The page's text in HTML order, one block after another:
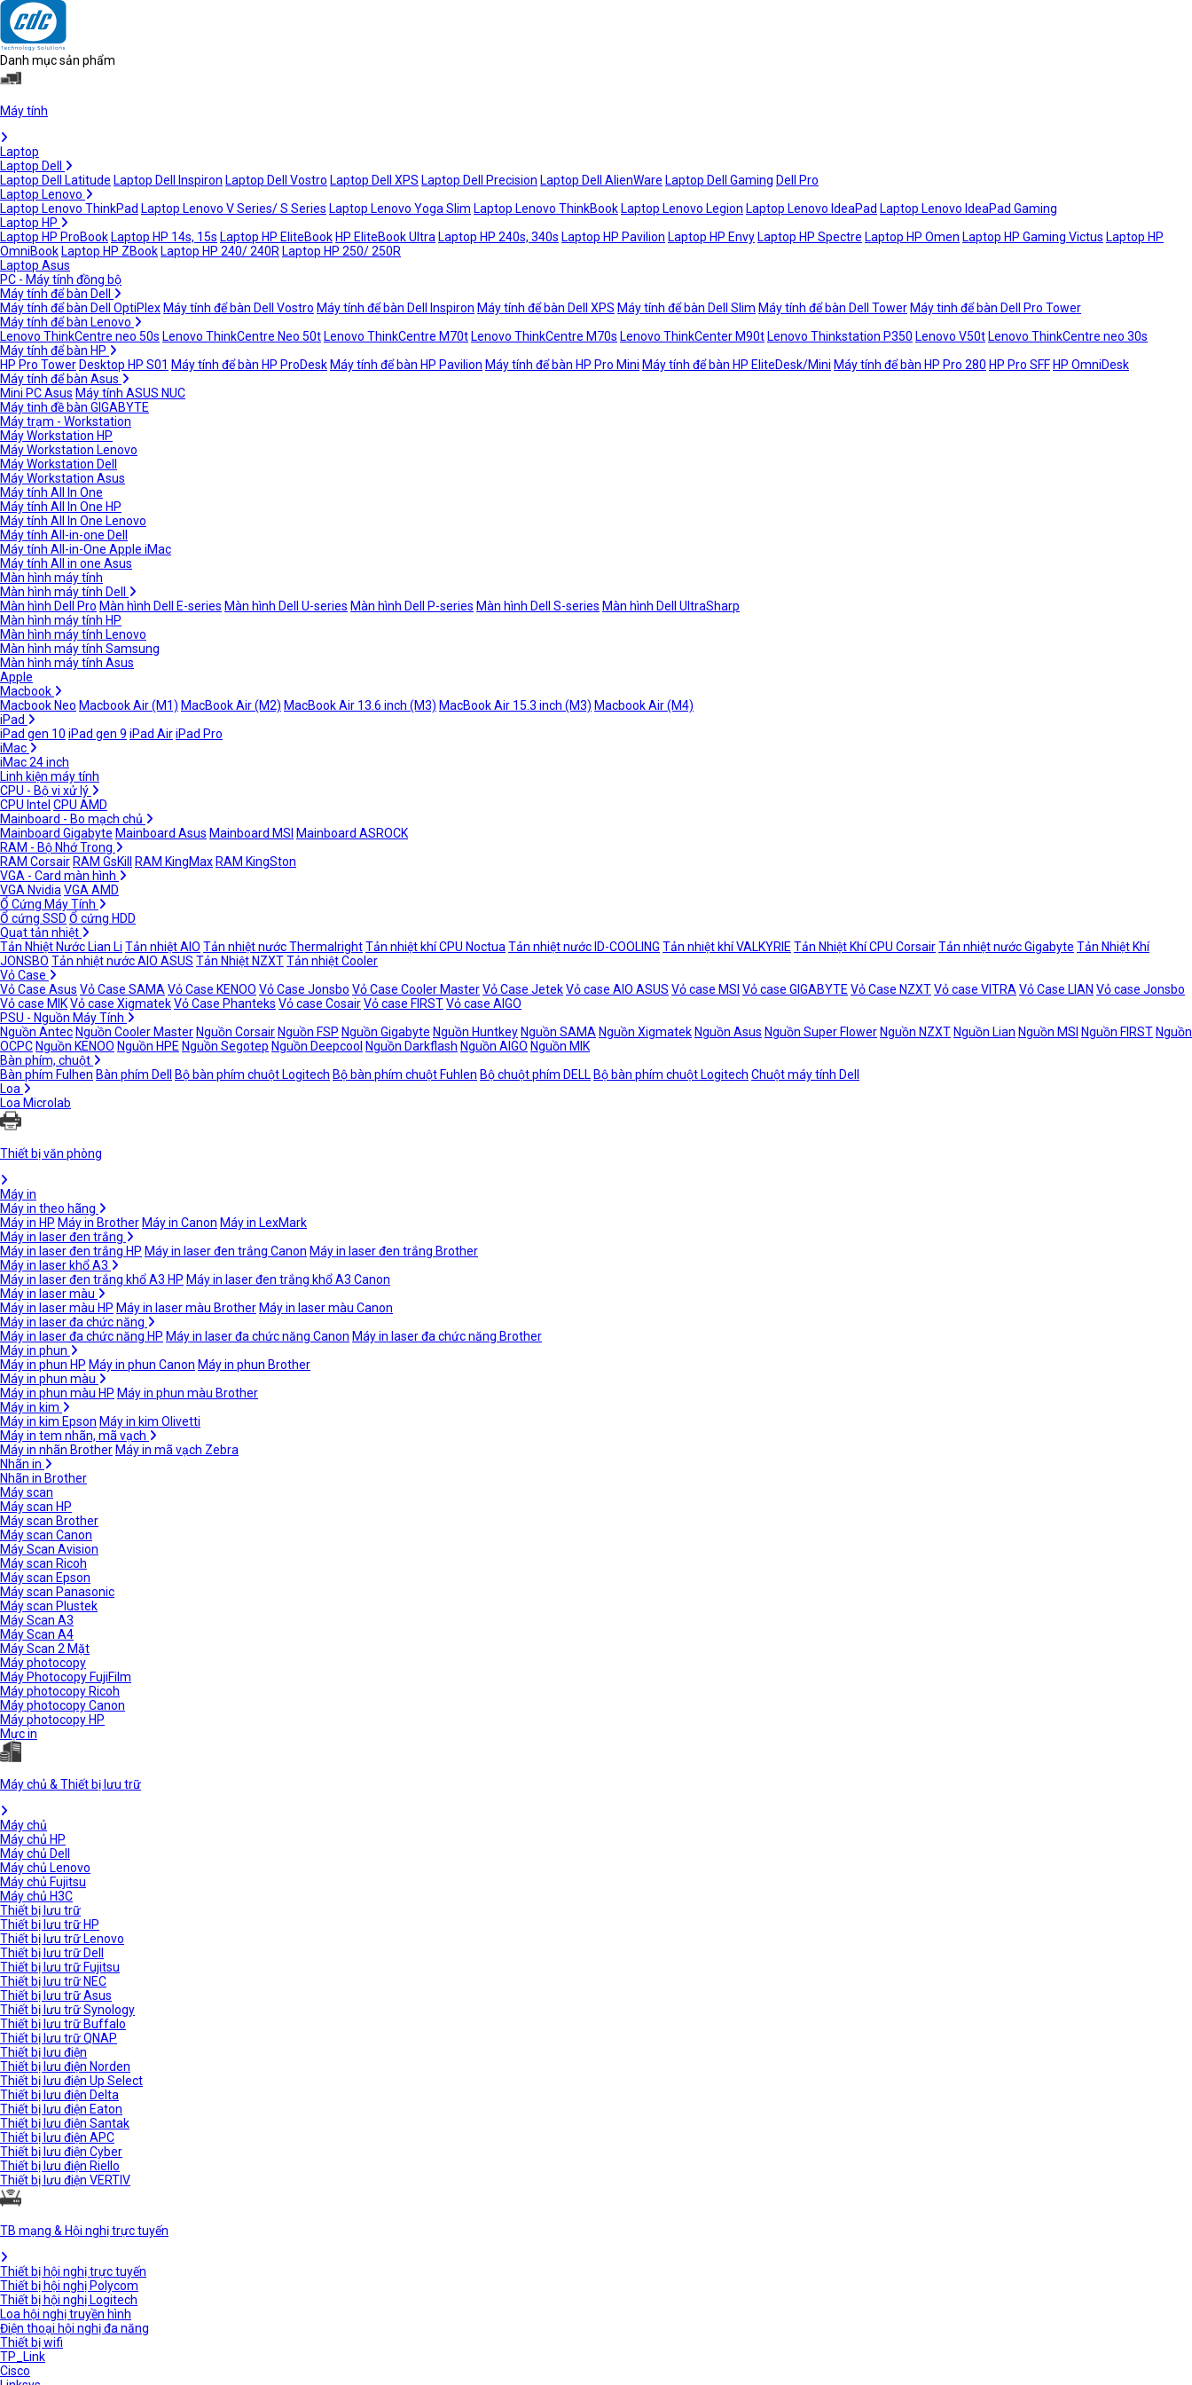
Danh mục sản phẩm
Máy tính
Laptop
Laptop Dell
Laptop Dell Latitude Laptop Dell Inspiron Laptop Dell Vostro Laptop Dell XPS Laptop Dell Precision Laptop Dell AlienWare Laptop Dell Gaming Dell Pro
Laptop Lenovo
Laptop Lenovo ThinkPad Laptop Lenovo V Series/ S Series Laptop Lenovo Yoga Slim Laptop Lenovo ThinkBook Laptop Lenovo Legion Laptop Lenovo IdeaPad Laptop Lenovo IdeaPad Gaming
Laptop HP
Laptop HP ProBook Laptop HP 14s, 15s Laptop HP EliteBook HP EliteBook Ultra Laptop HP 240s, 340s Laptop HP Pavilion Laptop HP Envy Laptop HP Spectre Laptop HP Omen Laptop HP Gaming Victus Laptop HP
OmniBook Laptop HP ZBook Laptop HP 240/ 240R Laptop HP 250/ 250R
Laptop Asus
PC - Máy tính đồng bộ
Máy tính để bàn Dell
Máy tính để bàn Dell OptiPlex Máy tính để bàn Dell Vostro Máy tính để bàn Dell Inspiron Máy tính để bàn Dell XPS Máy tính để bàn Dell Slim Máy tính để bàn Dell Tower Máy tinh để bàn Dell Pro Tower
Máy tính để bàn Lenovo
Lenovo ThinkCentre neo 50s Lenovo ThinkCentre Neo 50t Lenovo ThinkCentre M70t Lenovo ThinkCentre M70s Lenovo ThinkCenter M90t Lenovo Thinkstation P350 Lenovo V50t Lenovo ThinkCentre neo 30s
Máy tính để bàn HP
HP Pro Tower Desktop HP S01 Máy tính để bàn HP ProDesk Máy tính để bàn HP Pavilion Máy tính để bàn HP Pro Mini Máy tính để bàn HP EliteDesk/Mini Máy tính để bàn HP Pro 280 HP Pro SFF HP OmniDesk
Máy tính để bàn Asus
Mini PC Asus Máy tính ASUS NUC
Máy tinh đề bàn GIGABYTE
Máy trạm - Workstation
Máy Workstation HP
Máy Workstation Lenovo
Máy Workstation Dell
Máy Workstation Asus
Máy tính All In One
Máy tính All In One HP
Máy tính All In One Lenovo
Máy tính All-in-one Dell
Máy tính All-in-One Apple iMac
Máy tính All in one Asus
Màn hình máy tính
Màn hình máy tính Dell
Màn hình Dell Pro Màn hình Dell E-series Màn hình Dell U-series Màn hình Dell P-series Màn hình Dell S-series Màn hình Dell UltraSharp
Màn hình máy tính HP
Màn hình máy tính Lenovo
Màn hình máy tính Samsung
Màn hình máy tính Asus
Apple
Macbook
Macbook Neo Macbook Air (M1) MacBook Air (M2) MacBook Air 13.6 inch (M3) MacBook Air 15.3 inch (M3) Macbook Air (M4)
iPad
iPad gen 10 iPad gen 9 iPad AiriPad Pro
iMac
iMac 24 inch
Linh kiện máy tính
CPU - Bộ vi xử lý
CPU Intel CPU AMD
Mainboard - Bo mạch chủ
Mainboard Gigabyte Mainboard Asus Mainboard MSI Mainboard ASROCK
RAM - Bộ Nhớ Trong
RAM Corsair RAM GsKill RAM KingMax RAM KingSton
VGA - Card màn hình
VGA Nvidia VGA AMD
Ổ Cứng Máy Tính
Ổ cứng SSD Ổ cứng HDD
Quạt tản nhiệt
Tản Nhiệt Nước Lian Li Tản nhiệt AIO Tản nhiệt nước ThermalrightTản nhiệt khí CPU Noctua Tản nhiệt nước ID-COOLING Tản nhiệt khí VALKYRIE Tản Nhiệt Khí CPU CorsairTản nhiệt nước Gigabyte Tản Nhiệt Khí
JONSBO Tản nhiệt nước AIO ASUS Tản Nhiệt NZXTTản nhiệt Cooler
Vỏ Case
Vỏ Case Asus Vỏ Case SAMA Vỏ Case KENOO Vỏ Case Jonsbo Vỏ Case Cooler MasterVỏ Case JetekVỏ case AIO ASUS Vỏ case MSI Vỏ case GIGABYTE Vỏ Case NZXTVỏ case VITRA Vỏ Case LIAN Vỏ case Jonsbo
Vỏ case MIKVỏ case XigmatekVỏ Case Phanteks Vỏ case CosairVỏ case FIRSTVỏ case AIGO
PSU - Nguồn Máy Tính
Nguồn Antec Nguồn Cooler Master Nguồn Corsair Nguồn FSP Nguồn Gigabyte Nguồn Huntkey Nguồn SAMA Nguồn Xigmatek Nguồn Asus Nguồn Super Flower Nguồn NZXT Nguồn Lian Nguồn MSI Nguồn FIRST Nguồn
OCPC Nguồn KENOO Nguồn HPE Nguồn Segotep Nguồn Deepcool Nguồn Darkflash Nguồn AIGO Nguồn MIK
Bàn phím, chuột
Bàn phím Fulhen Bàn phím Dell Bộ bàn phím chuột Logitech Bộ bàn phím chuột Fuhlen Bộ chuột phím DELL Bộ bàn phím chuột Logitech Chuột máy tính Dell
Loa
Loa Microlab
Thiết bị văn phòng
Máy in
Máy in theo hãng
Máy in HP Máy in Brother Máy in Canon Máy in LexMark
Máy in laser đen trắng
Máy in laser đen trắng HP Máy in laser đen trắng Canon Máy in laser đen trắng Brother
Máy in laser khổ A3
Máy in laser đen trắng khổ A3 HP Máy in laser đen trắng khổ A3 Canon
Máy in laser màu
Máy in laser màu HP Máy in laser màu Brother Máy in laser màu Canon
Máy in laser đa chức năng
Máy in laser đa chức năng HP Máy in laser đa chức năng Canon Máy in laser đa chức năng Brother
Máy in phun
Máy in phun HP Máy in phun Canon Máy in phun Brother
Máy in phun màu
Máy in phun màu HP Máy in phun màu Brother
Máy in kim
Máy in kim Epson Máy in kim Olivetti
Máy in tem nhãn, mã vạch
Máy in nhãn Brother Máy in mã vạch Zebra
Nhãn in
Nhãn in Brother
Máy scan
Máy scan HP
Máy scan Brother
Máy scan Canon
Máy Scan Avision
Máy scan Ricoh
Máy scan Epson
Máy scan Panasonic
Máy scan Plustek
Máy Scan A3
Máy Scan A4
Máy Scan 2 Mặt
Máy photocopy
Máy Photocopy FujiFilm
Máy photocopy Ricoh
Máy photocopy Canon
Máy photocopy HP
Mực in
Máy chủ & Thiết bị lưu trữ
Máy chủ
Máy chủ HP
Máy chủ Dell
Máy chủ Lenovo
Máy chủ Fujitsu
Máy chủ H3C
Thiết bị lưu trữ
Thiết bị lưu trữ HP
Thiết bị lưu trữ Lenovo
Thiết bị lưu trữ Dell
Thiết bị lưu trữ Fujitsu
Thiết bị lưu trữ NEC
Thiết bị lưu trữ Asus
Thiết bị lưu trữ Synology
Thiết bị lưu trữ Buffalo
Thiết bị lưu trữ QNAP
Thiết bị lưu điện
Thiết bị lưu điện Norden
Thiết bị lưu điện Up Select
Thiết bị lưu điện Delta
Thiết bị lưu điện Eaton
Thiết bị lưu điện Santak
Thiết bị lưu điện APC
Thiết bị lưu điện Cyber
Thiết bị lưu điện Riello
Thiết bị lưu điện VERTIV
TB mạng & Hội nghị trực tuyến
Thiết bị hội nghị trực tuyến
Thiết bị hội nghị Polycom
Thiết bị hội nghị Logitech
Loa hội nghị truyền hình
Điện thoại hội nghị đa năng
Thiết bị wifi
TP_Link
Cisco